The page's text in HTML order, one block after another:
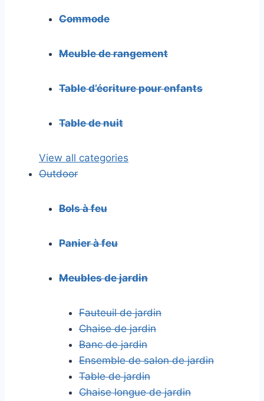
Commode
Meuble de rangement
Table d’écriture pour enfants
Table de nuit
View all categories
Outdoor
Bols à feu
Panier à feu
Meubles de jardin
Fauteuil de jardin
Chaise de jardin
Banc de jardin
Ensemble de salon de jardin
Table de jardin
Chaise longue de jardin